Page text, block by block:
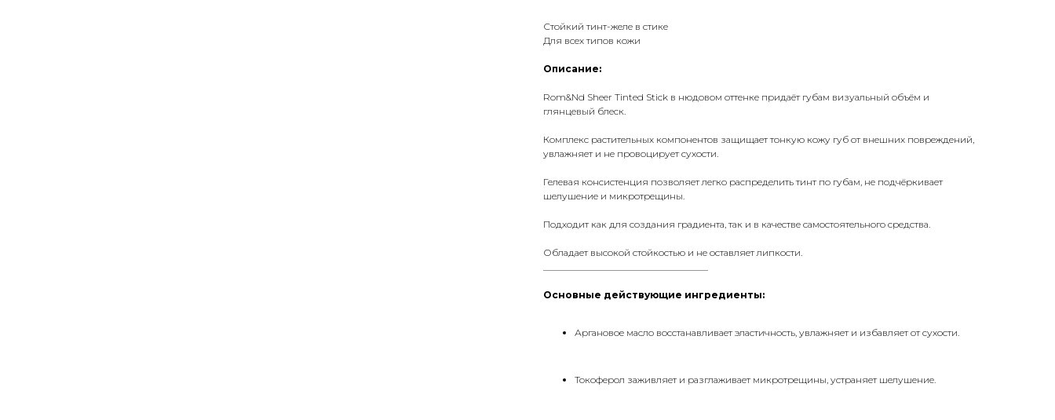
Стойкий тинт-желе в стике
Для всех типов кожи
Описание:
Rom&Nd Sheer Tinted Stick в нюдовом оттенке придаёт губам визуальный объём и
глянцевый блеск.
Комплекс растительных компонентов защищает тонкую кожу губ от внешних повреждений,
увлажняет и не провоцирует сухости.
Гелевая консистенция позволяет легко распределить тинт по губам, не подчёркивает
шелушение и микротрещины.
Подходит как для создания градиента, так и в качестве самостоятельного средства.
Обладает высокой стойкостью и не оставляет липкости.
Основные действующие ингредиенты:
Аргановое масло восстанавливает эластичность, увлажняет и избавляет от сухости.
Токоферол заживляет и разглаживает микротрещины, устраняет шелушение.